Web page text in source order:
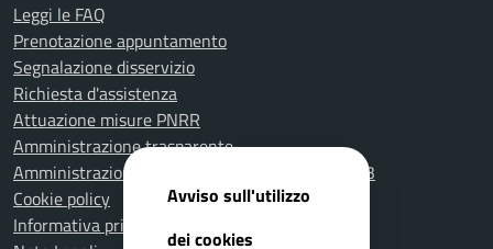
Leggi le FAQ
Prenotazione appuntamento
Segnalazione disservizio
Richiesta d'assistenza
Attuazione misure PNRR
Amministrazione trasparente
Amministrazione Trasparente fino al 31.12.2023
Cookie policy
Informativa privacy
Avviso sull'utilizzo
dei cookies